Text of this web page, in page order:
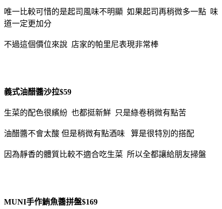
唯一比較可惜的是起司風味不明顯 如果起司再稍微多一點 味
道一定更加分
不過這個價位來說 店家的帕里尼表現非常棒
義式油醋醬沙拉$59
生菜的配色很繽紛 也都挺新鮮 只是綠卷稍微有點苦
油醋醬不會太酸 但是稍微有點酒味 算是很特別的搭配
因為靜香的體質比較不適合吃生菜 所以全都讓給朋友掃盤
MUNI手作鮪魚醬拼盤$169